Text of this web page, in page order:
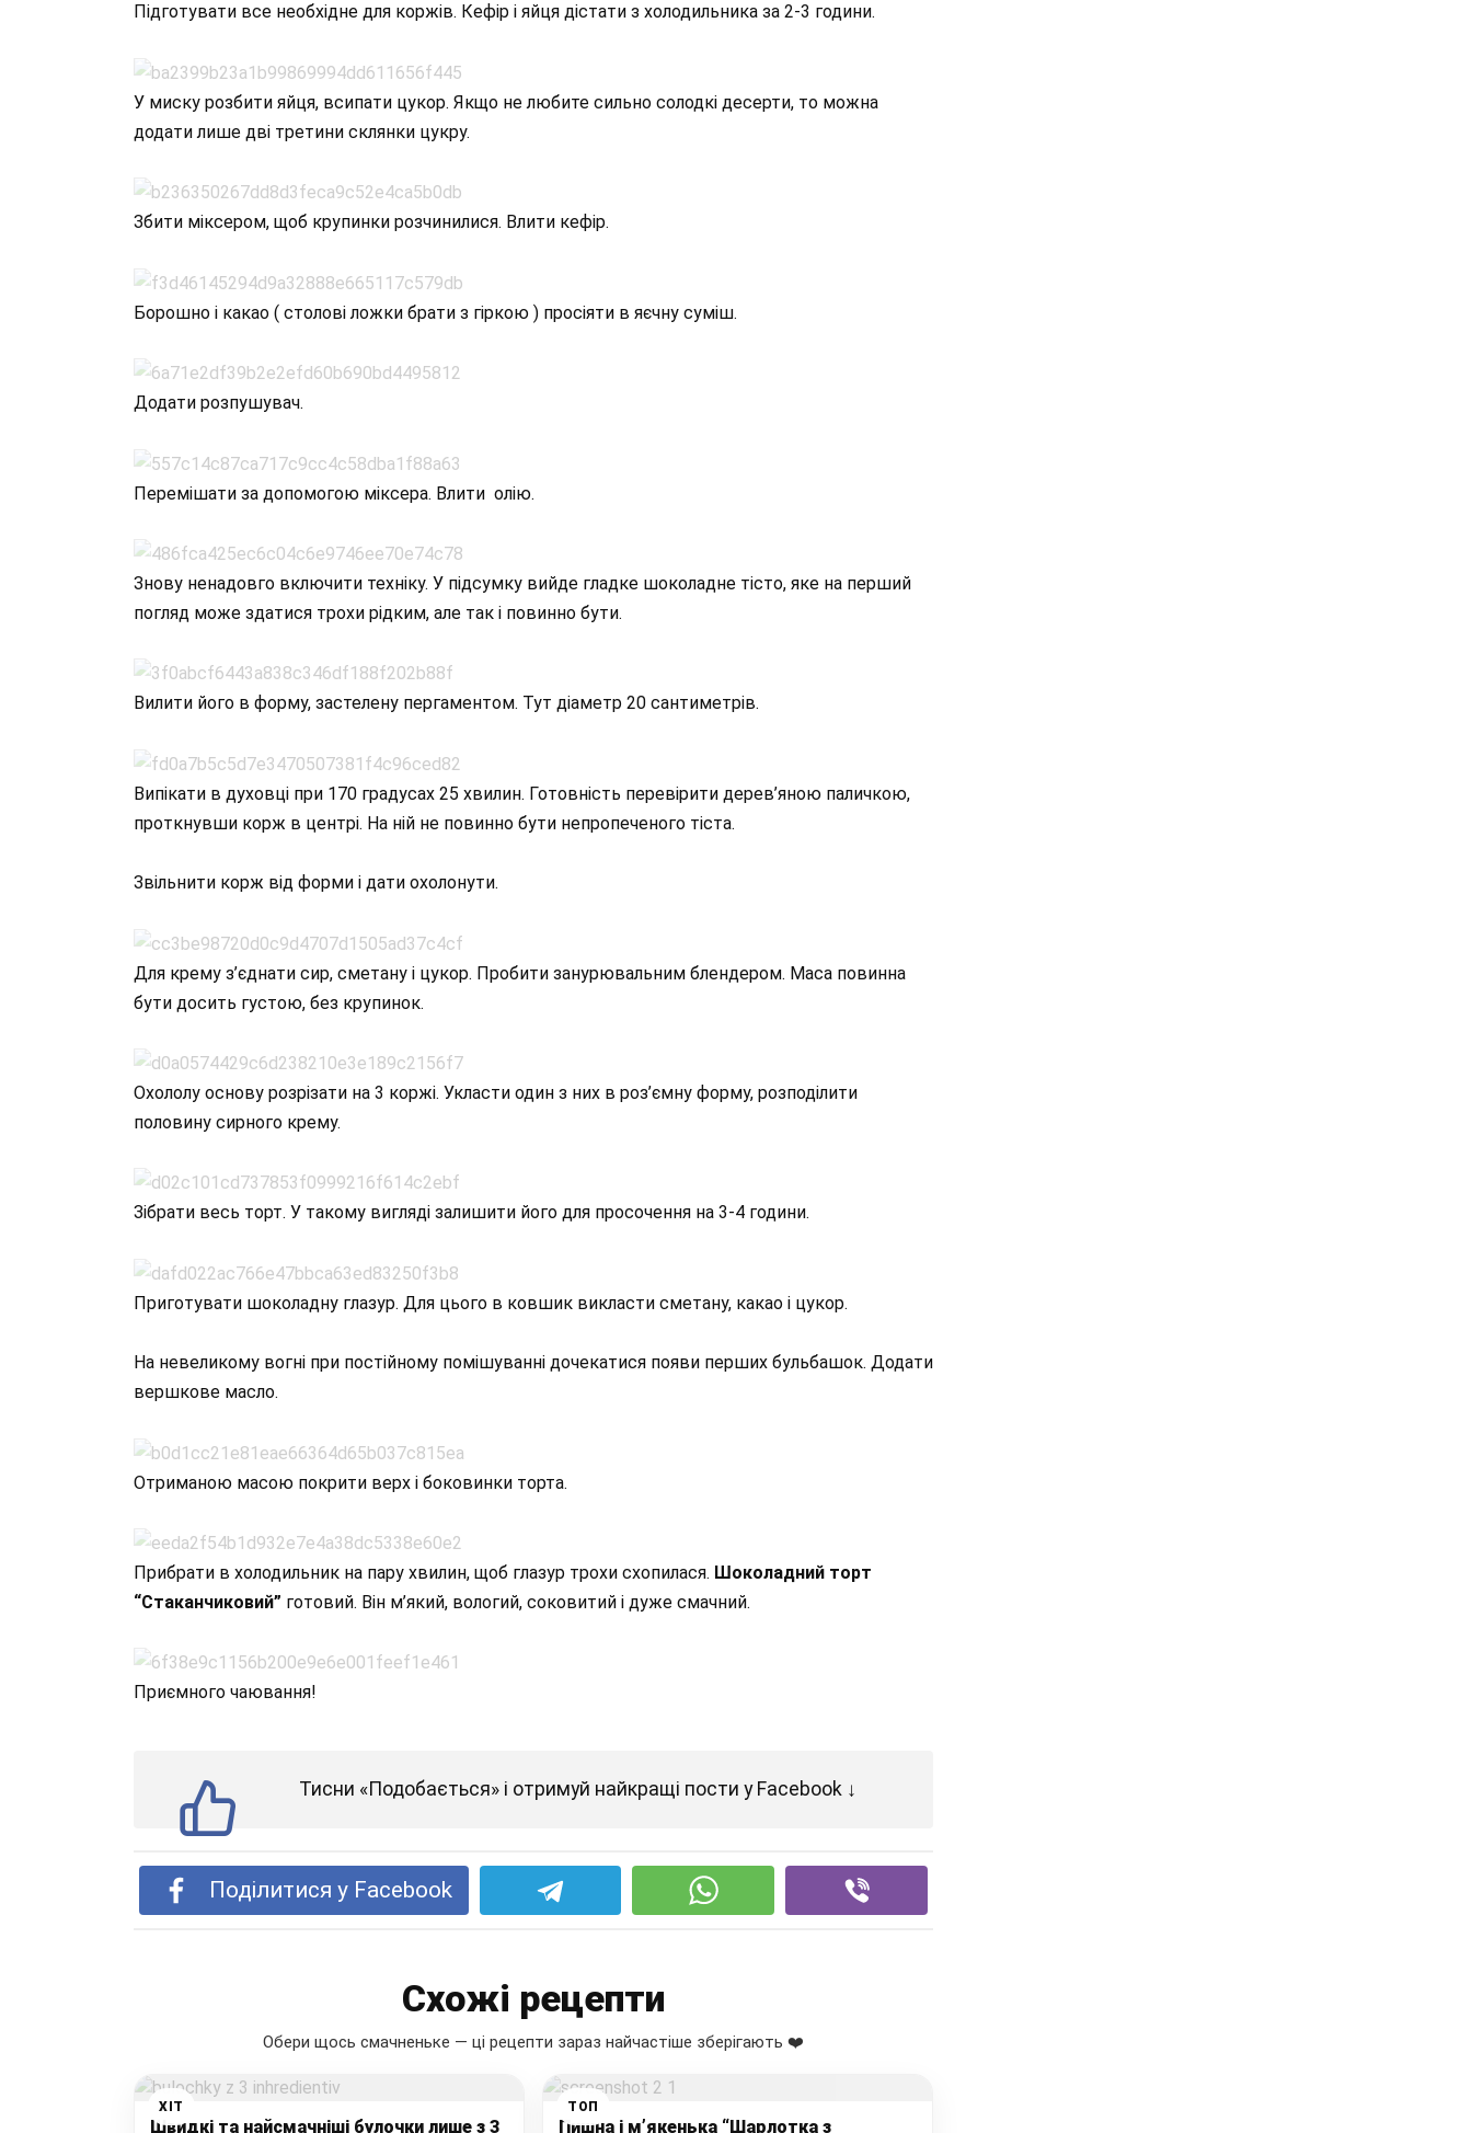
Підготувати все необхідне для коржів. Кефір і яйця дістати з холодильника за 2-3 години.
У миску розбити яйця, всипати цукор. Якщо не любите сильно солодкі десерти, то можна
додати лише дві третини склянки цукру.
Збити міксером, щоб крупинки розчинилися. Влити кефір.
Борошно і какао ( столові ложки брати з гіркою ) просіяти в яєчну суміш.
Додати розпушувач.
Перемішати за допомогою міксера. Влити олію.
Знову ненадовго включити техніку. У підсумку вийде гладке шоколадне тісто, яке на перший
погляд може здатися трохи рідким, але так і повинно бути.
Вилити його в форму, застелену пергаментом. Тут діаметр 20 сантиметрів.
Випікати в духовці при 170 градусах 25 хвилин. Готовність перевірити дерев’яною паличкою,
проткнувши корж в центрі. На ній не повинно бути непропеченого тіста.
Звільнити корж від форми і дати охолонути.
Для крему з’єднати сир, сметану і цукор. Пробити занурювальним блендером. Маса повинна
бути досить густою, без крупинок.
Охололу основу розрізати на 3 коржі. Укласти один з них в роз’ємну форму, розподілити
половину сирного крему.
Зібрати весь торт. У такому вигляді залишити його для просочення на 3-4 години.
Приготувати шоколадну глазур. Для цього в ковшик викласти сметану, какао і цукор.
На невеликому вогні при постійному помішуванні дочекатися появи перших бульбашок. Додати
вершкове масло.
Отриманою масою покрити верх і боковинки торта.
Прибрати в холодильник на пару хвилин, щоб глазур трохи схопилася. Шоколадний торт
“Стаканчиковий” готовий. Він м’який, вологий, соковитий і дуже смачний.
Приємного чаювання!
Тисни «Подобається» і отримуй найкращі пости у Facebook ↓
Поділитися у Facebook
Схожі рецепти
Обери щось смачненьке — ці рецепти зараз найчастіше зберігають ❤️
ХІТ
Швидкі та найсмачніші булочки лише з 3
ТОП
Пишна і м’якенька “Шарлотка з